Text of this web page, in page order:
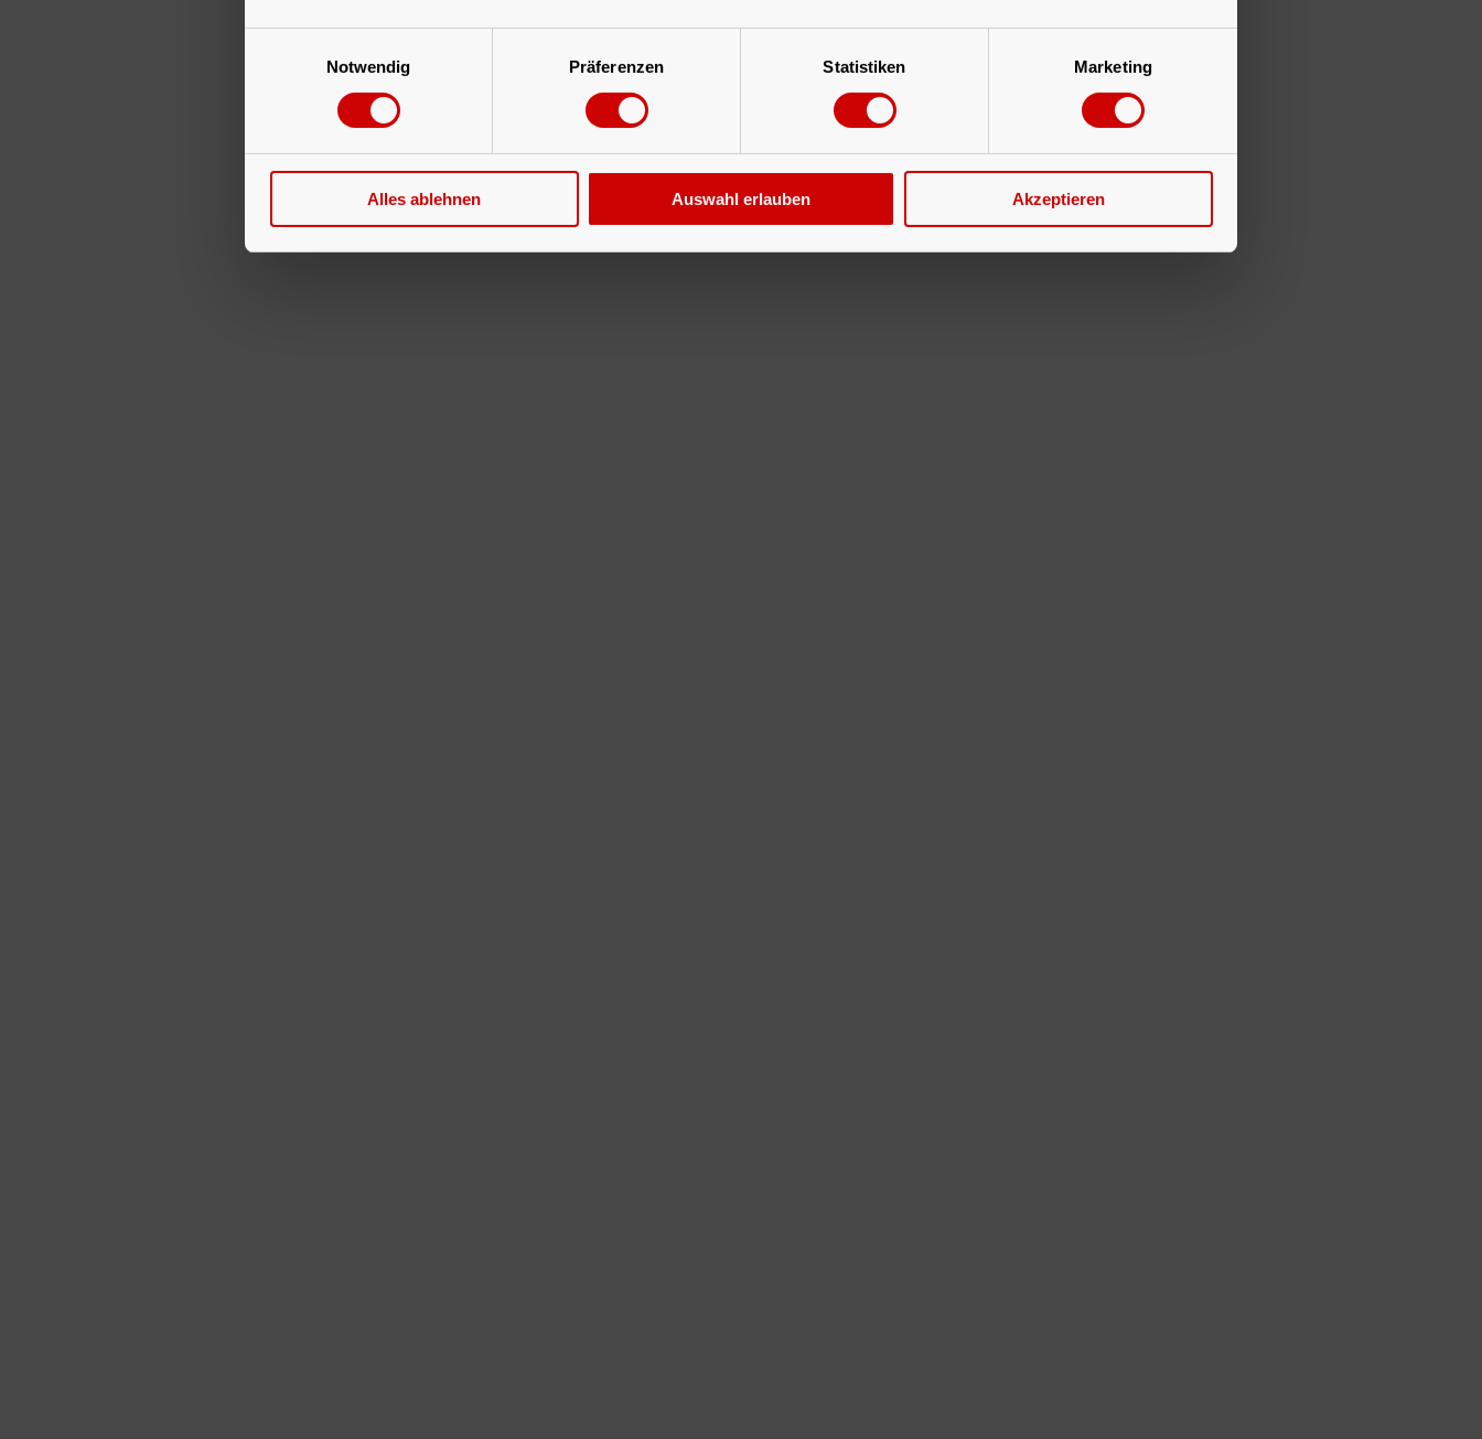
Notwendig
Präferenzen Statistiken Marketing
Alles ablehnen Auswahl erlauben Akzeptieren